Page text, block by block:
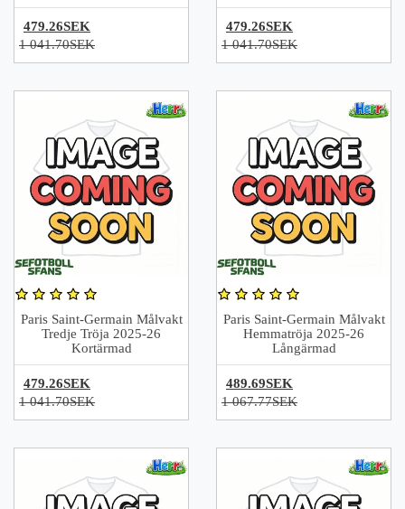
479.26SEK
1 041.70SEK
479.26SEK
1 041.70SEK
Paris Saint-Germain Målvakt
Tredje Tröja 2025-26
Kortärmad
479.26SEK
1 041.70SEK
Paris Saint-Germain Målvakt
Hemmatröja 2025-26
Långärmad
489.69SEK
1 067.77SEK